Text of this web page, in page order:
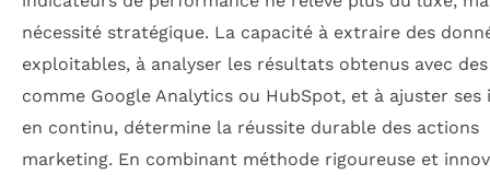
nécessité stratégique. La capacité à extraire des
exploitables, à analyser les résultats obtenus avec
comme Google Analytics ou HubSpot, et à ajuster ses
en continu, détermine la réussite durable des actions
marketing. En combinant méthode rigoureuse et